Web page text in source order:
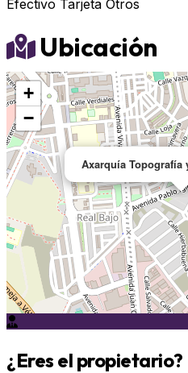
Efectivo Tarjeta Otros
Ubicación
Axarquía Topografía
+
−
¿Eres el propietario?